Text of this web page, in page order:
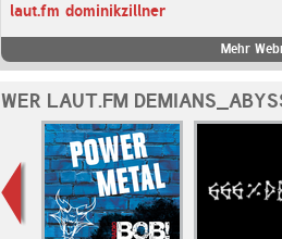
laut.fm dominikzillner
Mehr
WER LAUT.FM